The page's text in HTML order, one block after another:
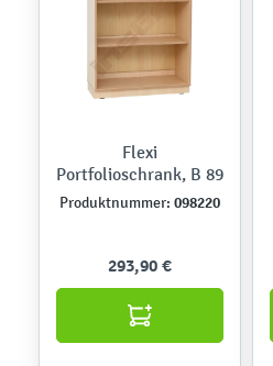
Flexi
Portfolioschrank, B 89
Produktnummer: 098220
293,90 €